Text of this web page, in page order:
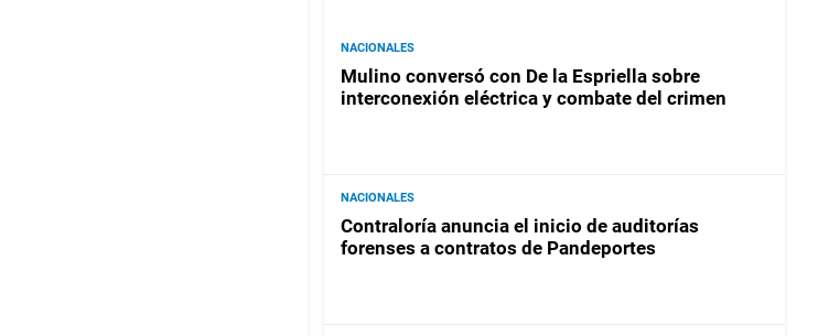
NACIONALES
Mulino conversó con De la Espriella sobre
interconexión eléctrica y combate del crimen
NACIONALES
Contraloría anuncia el inicio de auditorías
forenses a contratos de Pandeportes